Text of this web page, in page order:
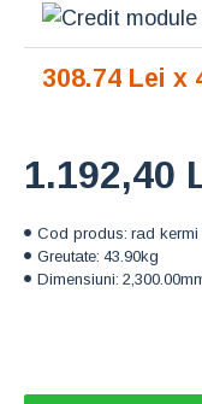
Cod produs: rad kermi
Greutate: 43.90kg
Dimensiuni:
1.192,40
308.74 Lei x